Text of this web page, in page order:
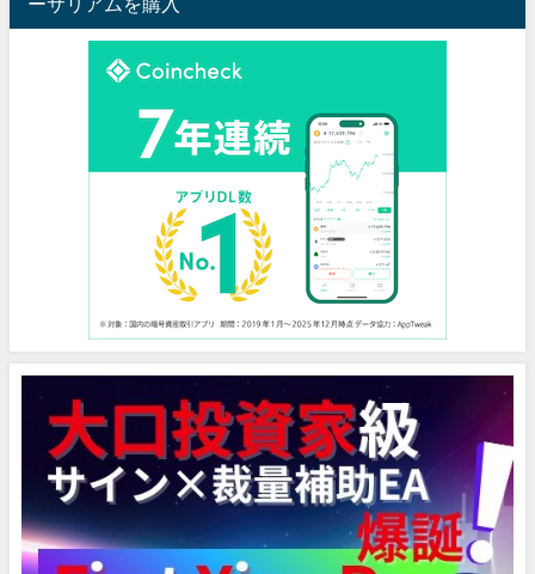
ーサリアムを購入